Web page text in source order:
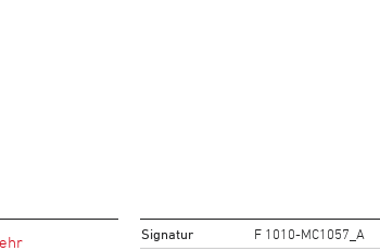
Signatur
F 1010-MC1057_A